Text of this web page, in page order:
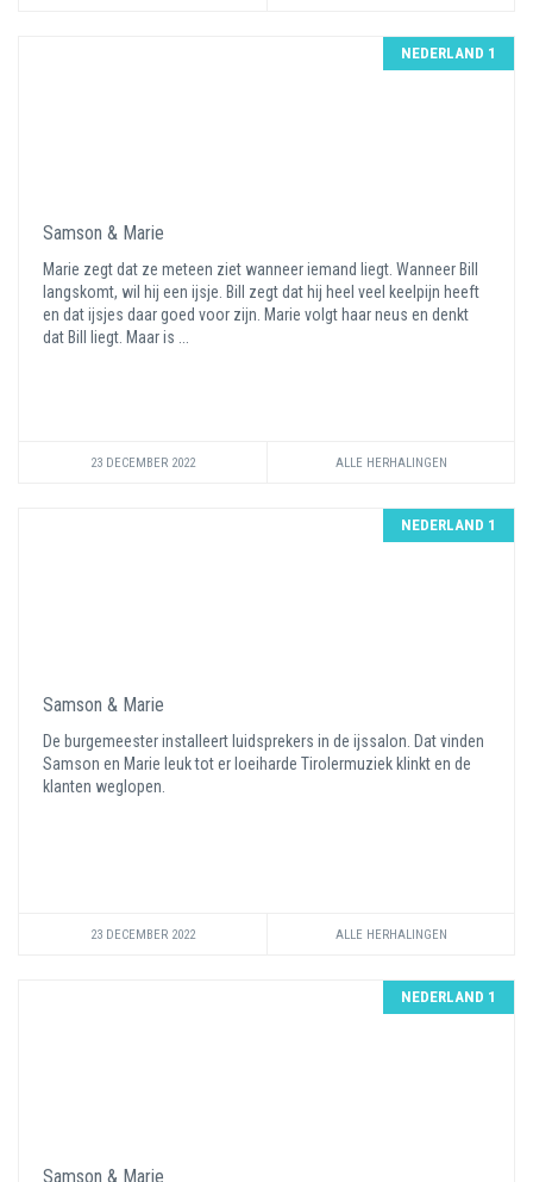
NEDERLAND 1
Samson & Marie
Marie zegt dat ze meteen ziet wanneer iemand liegt. Wanneer Bill
langskomt, wil hij een ijsje. Bill zegt dat hij heel veel keelpijn heeft
en dat ijsjes daar goed voor zijn. Marie volgt haar neus en denkt
dat Bill liegt. Maar is ...
23 DECEMBER 2022 ALLE HERHALINGEN
NEDERLAND 1
Samson & Marie
De burgemeester installeert luidsprekers in de ijssalon. Dat vinden
Samson en Marie leuk tot er loeiharde Tirolermuziek klinkt en de
klanten weglopen.
23 DECEMBER 2022 ALLE HERHALINGEN
NEDERLAND 1
Samson & Marie